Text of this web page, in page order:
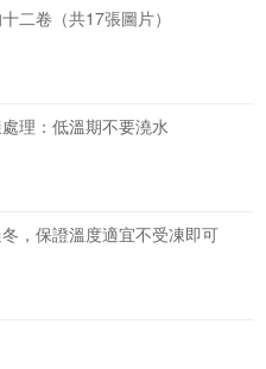
二卷（共17張圖片）
理：低溫期不要澆水
，保證溫度適宜不受凍即可